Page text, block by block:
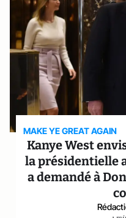
MAKE YE GREAT AGAIN
Kanye West
la présidentielle
a demandé à